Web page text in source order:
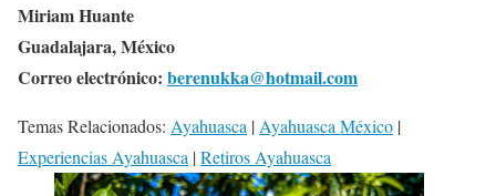
Miriam Huante
Guadalajara, México
Correo electrónico: berenukka@hotmail.com
Temas Relacionados: Ayahuasca | Ayahuasca México |
Experiencias Ayahuasca |Retiros Ayahuasca